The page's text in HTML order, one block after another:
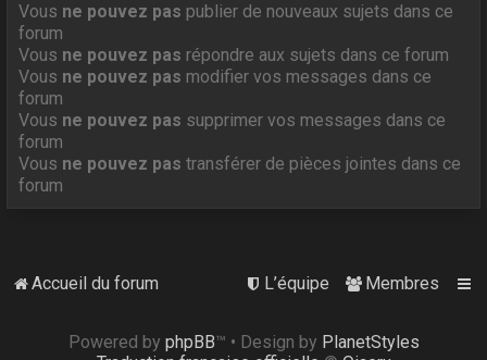
Vous ne pouvez pas publier de nouveaux sujets dans ce
forum
Vous ne pouvez pas répondre aux sujets dans ce forum
Vous ne pouvez pas modifier vos messages dans ce
forum
Vous ne pouvez pas supprimer vos messages dans ce
forum
Vous ne pouvez pas transférer de pièces jointes dans ce
forum
Accueil du forum Membres
L’équipe
Powered by phpBB™ • Design by PlanetStyles